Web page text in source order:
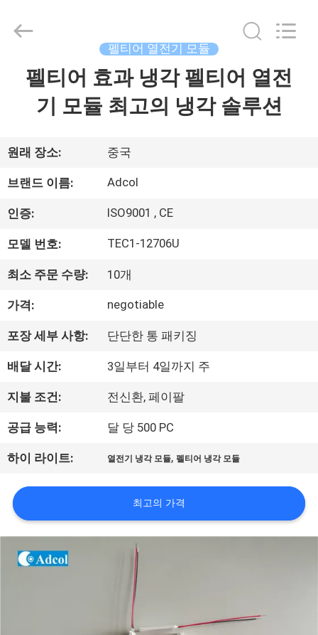
품
비
디
우
리
에
대
하
여
공
장
여
2017
(Guangzhou)
펠티어 열전기 모듈
펠티어 효과 냉각 펠티어 열전
기 모듈 최고의 냉각 솔루션
원래 장소: 중국
브랜드 이름: Adcol
인증: ISO9001 , CE
모델 번호: TEC1-12706U
최소 주문 수량: 10개
가격: negotiable
포장 세부 사항: 단단한 통 패키징
배달 시간: 3일부터 4일까지 주
지불 조건: 전신환, 페이팔
공급 능력: 달 당 500 PC
하이 라이트: 열전기 냉각 모듈,펠티어 냉각 모듈
최고의 가격